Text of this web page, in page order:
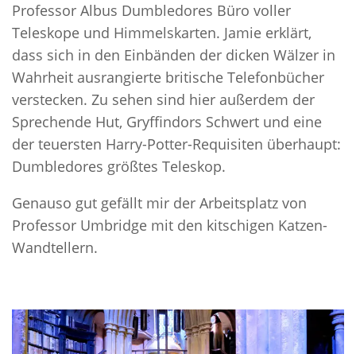
Professor Albus Dumbledores Büro voller
Teleskope und Himmelskarten. Jamie erklärt,
dass sich in den Einbänden der dicken Wälzer in
Wahrheit ausrangierte britische Telefonbücher
verstecken. Zu sehen sind hier außerdem der
Sprechende Hut, Gryffindors Schwert und eine
der teuersten Harry-Potter-Requisiten überhaupt:
Dumbledores größtes Teleskop.
Genauso gut gefällt mir der Arbeitsplatz von
Professor Umbridge mit den kitschigen Katzen-
Wandtellern.